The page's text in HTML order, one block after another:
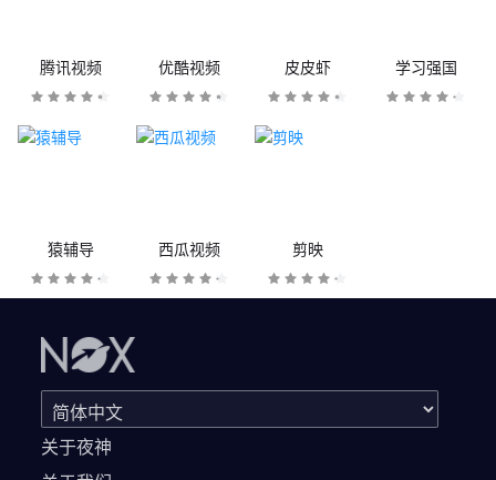
腾讯视频 优酷视频 皮皮虾 学习强国
猿辅导 西瓜视频 剪映
关于夜神